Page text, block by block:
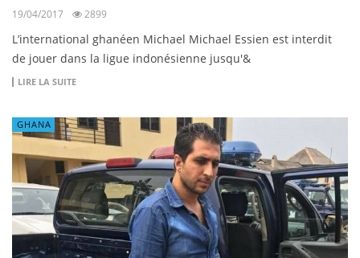
19/04/2017 2899
L’international ghanéen Michael Michael Essien est interdit
de jouer dans la ligue indonésienne jusqu'&
LIRE LA SUITE
GHANA